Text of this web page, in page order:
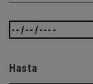
Hasta